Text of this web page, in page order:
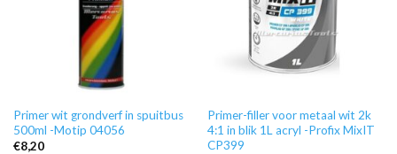
Primer wit grondverf in spuitbus
500ml -Motip 04056
€8,20
Primer-filler voor metaal wit 2k
4:1 in blik 1L acryl -Profix MixIT
CP399